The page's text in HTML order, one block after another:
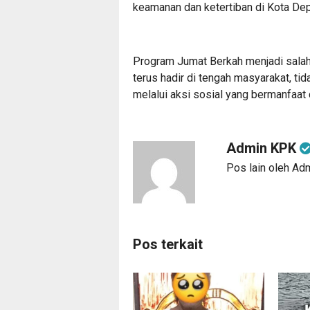
keamanan dan ketertiban di Kota
Program Jumat Berkah menjadi
terus hadir di tengah masyarakat,
melalui aksi sosial yang bermanfaat
Admin KPK
Pos lain oleh
Pos terkait